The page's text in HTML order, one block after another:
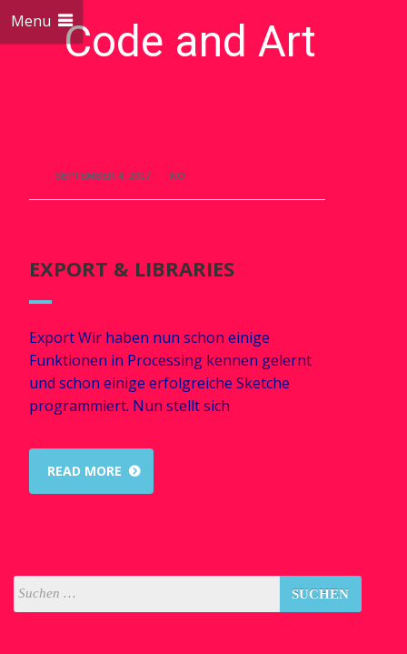
Code and Art
Menu
SEPTEMBER 4, 2017 NO
EXPORT & LIBRARIES
Export Wir haben nun schon einige
Funktionen in Processing kennen gelernt
und schon einige erfolgreiche Sketche
programmiert. Nun stellt sich
READ MORE